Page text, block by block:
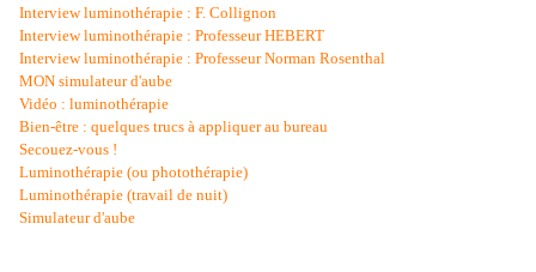
Interview luminothérapie : F. Collignon
Interview luminothérapie : Professeur HEBERT
Interview luminothérapie : Professeur Norman Rosenthal
MON simulateur d'aube
Vidéo : luminothérapie
Bien-être : quelques trucs à appliquer au bureau
Secouez-vous !
Luminothérapie (ou photothérapie)
Luminothérapie (travail de nuit)
Simulateur d'aube